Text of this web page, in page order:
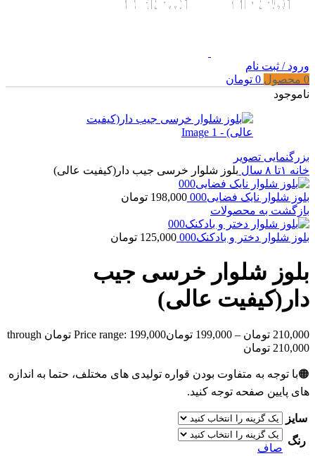
ورود / ثبت نام
0 محصول 0 تومان
ناموجود
بزرگنمایی تصویر
خانه ۱تا ۸ سال بلوز شلوار خرسی جیب دار(کیفیت عالی)
بلوز شلوار نایک فضایی000 198,000 تومان
بازگشت به محصولات
بلوز شلوار دختر و بادکنک000 125,000 تومان
بلوز شلوار خرسی جیب
دار(کیفیت عالی)
210,000 تومان –
199,000 تومان
Price range: 199,000 تومان through
210,000 تومان
🟠با توجه به متفاوت بودن قواره تولیدی های مختلف، حتما به اندازه
های پایین صفحه توجه کنید.
سایز
رنگ
صاف